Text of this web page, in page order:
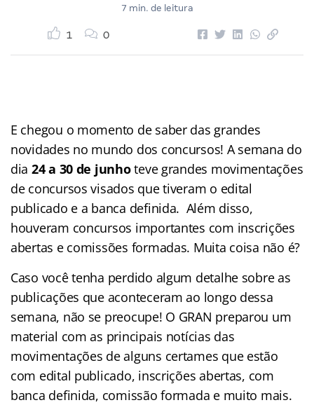
7 min. de leitura
1 0
E chegou o momento de saber das grandes
novidades no mundo dos concursos! A semana do
dia 24 a 30 de junhoteve grandes movimentações
de concursos visados que tiveram o edital
publicado e a banca definida. Além disso,
houveram concursos importantes com inscrições
abertas e comissões formadas. Muita coisa não é?
Caso você tenha perdido algum detalhe sobre as
publicações que aconteceram ao longo dessa
semana, não se preocupe! O GRAN preparou um
material com as principais notícias das
movimentações de alguns certames que estão
com edital publicado, inscrições abertas, com
banca definida, comissão formada e muito mais.